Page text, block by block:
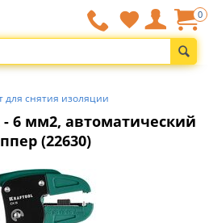
0
для снятия изоляции
- 6 мм2, автоматический
(22630)